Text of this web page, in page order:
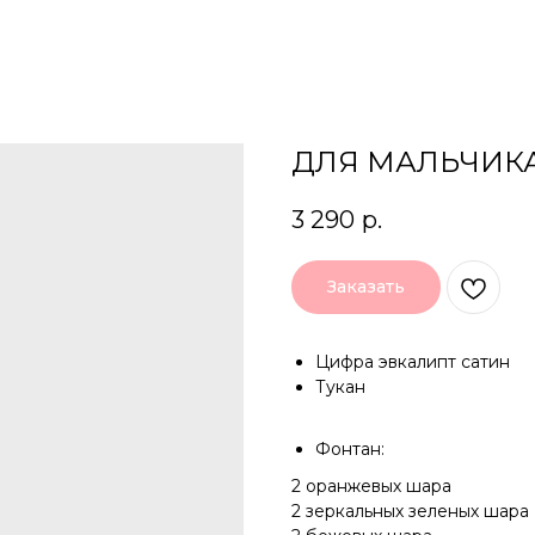
ДЛЯ
3 290 р.
Заказать
Цифра эвкалипт сатин
Тукан
Фонтан:
2 оранжевых шара
2 зеркальных зеленых шара